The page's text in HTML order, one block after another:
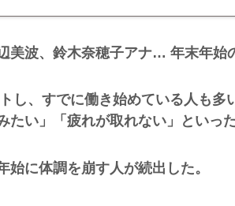
美波、鈴木奈穂子アナ… 年末年始
し、すでに働き始めている人も
たい」「疲れが取れない」といっ
始に体調を崩す人が続出した。